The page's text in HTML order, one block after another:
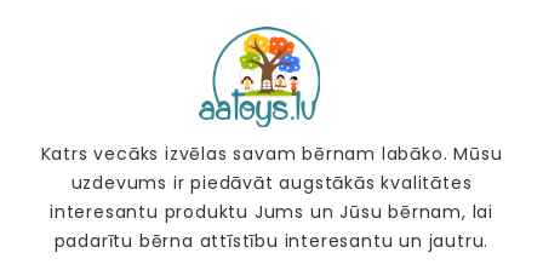
Katrs vecāks izvēlas savam bērnam labāko. Mūsu
uzdevums ir piedāvāt augstākās kvalitātes
interesantu produktu Jums un Jūsu bērnam, lai
padarītu bērna attīstību interesantu un jautru.